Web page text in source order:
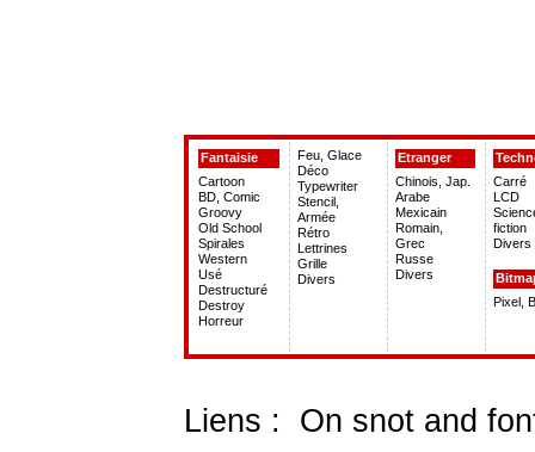
Fantaisie
Cartoon
BD, Comic
Groovy
Old School
Spirales
Western
Usé
Destructuré
Destroy
Horreur
Feu, Glace
Déco
Typewriter
Stencil,
Armée
Rétro
Lettrines
Grille
Divers
Etranger
Chinois, Jap.
Arabe
Mexicain
Romain,
Grec
Russe
Divers
Carré
LCD
fiction
Divers
Pixel,
Liens : On snot and